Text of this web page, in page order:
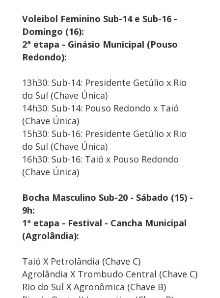
Voleibol Feminino Sub-14 e Sub-16 -
Domingo (16):
2ª etapa - Ginásio Municipal (Pouso
Redondo):
13h30: Sub-14: Presidente Getúlio x Rio
do Sul (Chave Única)
14h30: Sub-14: Pouso Redondo x Taió
(Chave Única)
15h30: Sub-16: Presidente Getúlio x Rio
do Sul (Chave Única)
16h30: Sub-16: Taió x Pouso Redondo
(Chave Única)
Bocha Masculino Sub-20 - Sábado (15) -
9h:
1ª etapa - Festival - Cancha Municipal
(Agrolândia):
Taió X Petrolândia (Chave C)
Agrolândia X Trombudo Central (Chave C)
Rio do Sul X Agronômica (Chave B)